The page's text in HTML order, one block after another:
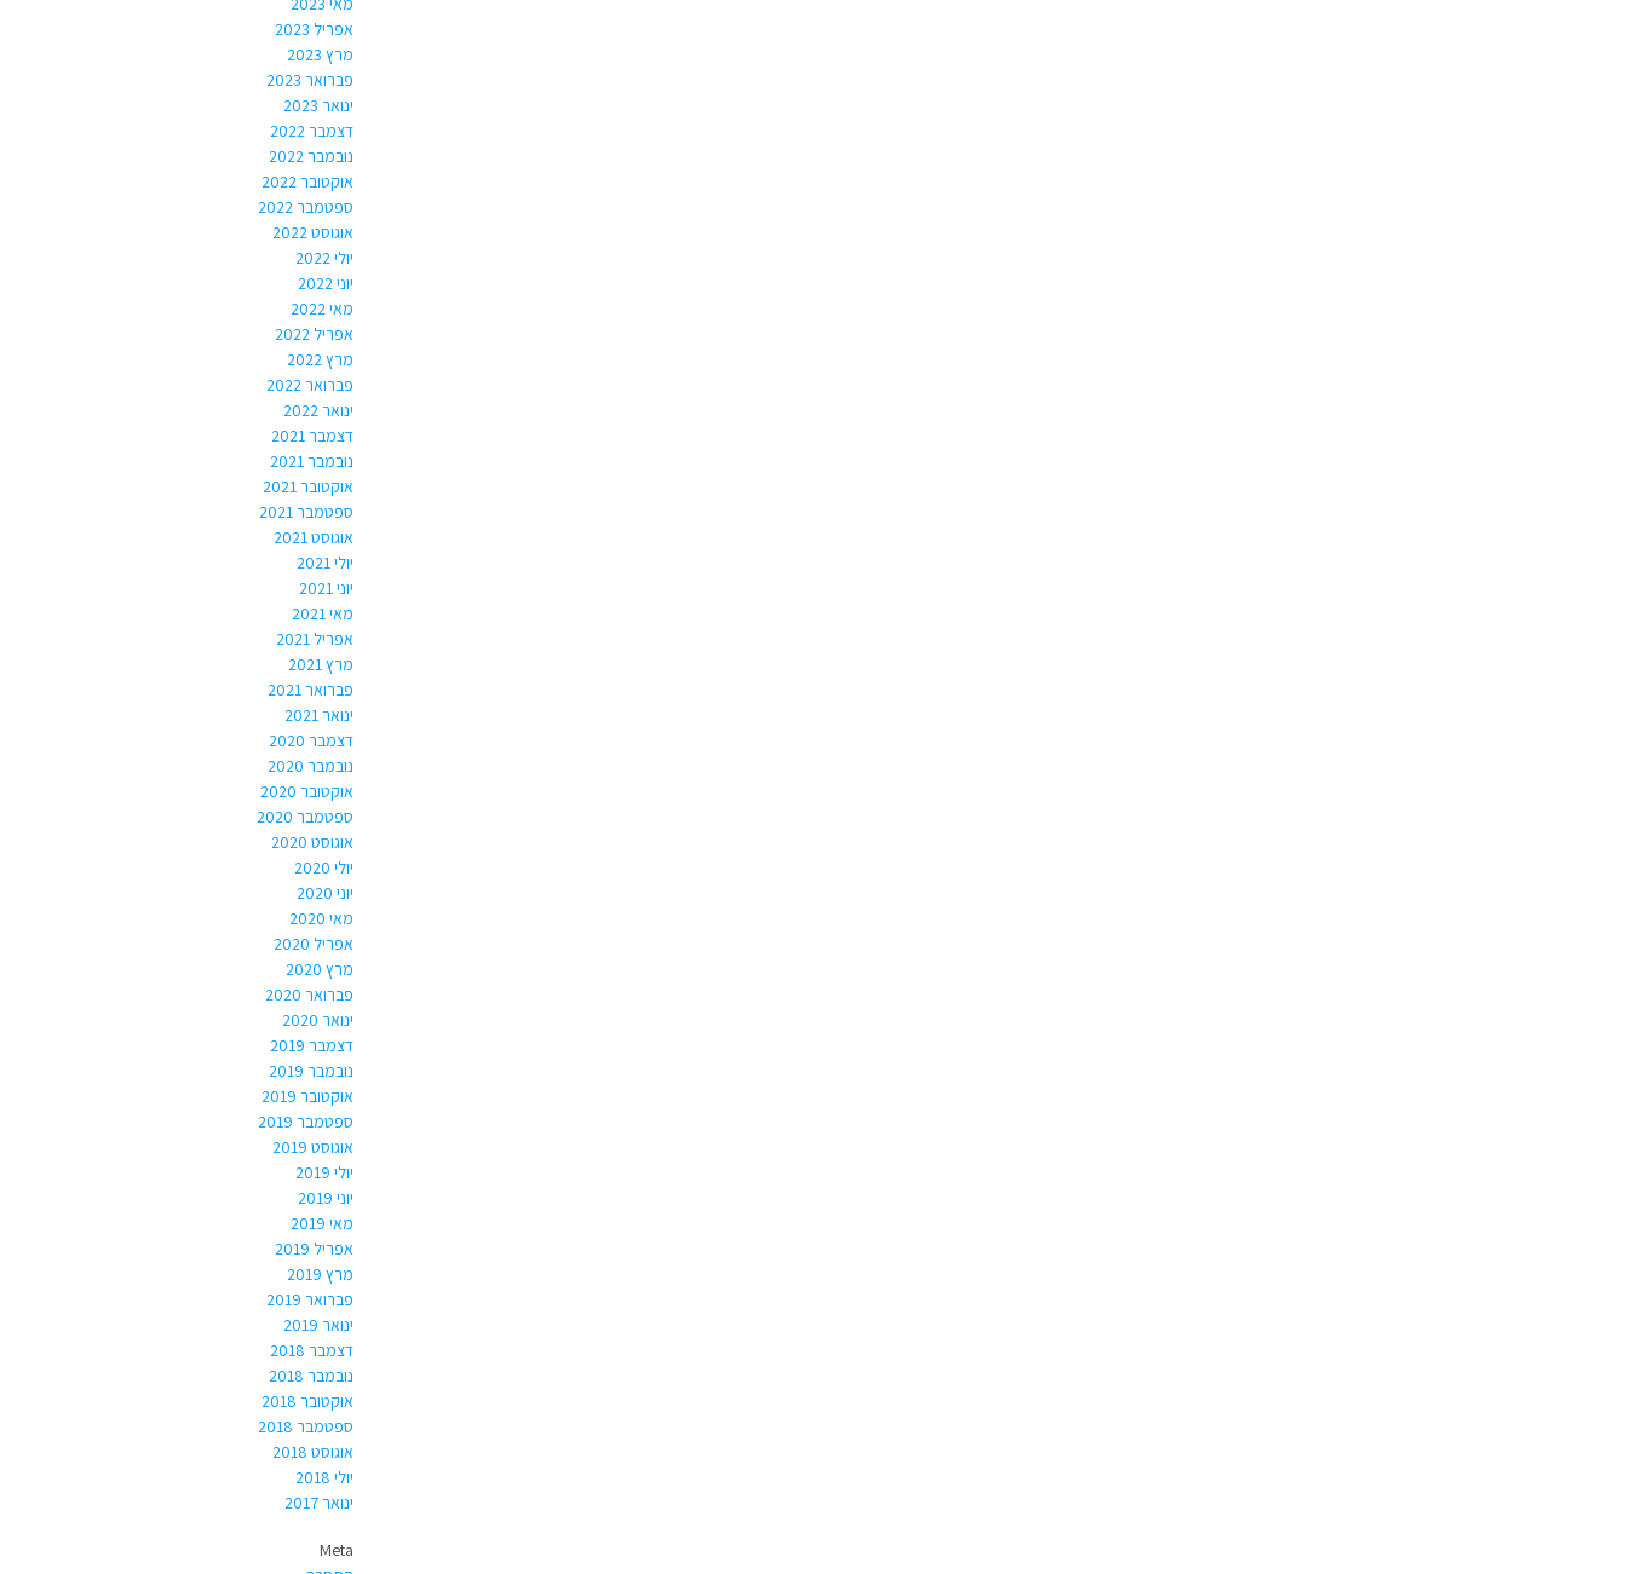
אפריל 2023
מרץ 2023
פברואר 2023
ינואר 2023
דצמבר 2022
נובמבר 2022
אוקטובר 2022
ספטמבר 2022
אוגוסט 2022
יולי 2022
יוני 2022
מאי 2022
אפריל 2022
מרץ 2022
פברואר 2022
ינואר 2022
דצמבר 2021
נובמבר 2021
אוקטובר 2021
ספטמבר 2021
אוגוסט 2021
יולי 2021
יוני 2021
מאי 2021
אפריל 2021
מרץ 2021
פברואר 2021
ינואר 2021
דצמבר 2020
נובמבר 2020
אוקטובר 2020
ספטמבר 2020
אוגוסט 2020
יולי 2020
יוני 2020
מאי 2020
אפריל 2020
מרץ 2020
פברואר 2020
ינואר 2020
דצמבר 2019
נובמבר 2019
אוקטובר 2019
ספטמבר 2019
אוגוסט 2019
יולי 2019
יוני 2019
מאי 2019
אפריל 2019
מרץ 2019
פברואר 2019
ינואר 2019
דצמבר 2018
נובמבר 2018
אוקטובר 2018
ספטמבר 2018
אוגוסט 2018
יולי 2018
ינואר 2017
Meta